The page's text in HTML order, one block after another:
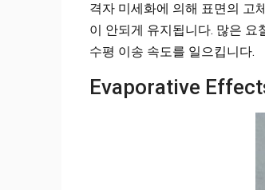
격자 미세화에 의해 표면의 고
이 안되게 유지됩니다. 많은
수평 이송 속도를 일으킵니다.
Evaporative